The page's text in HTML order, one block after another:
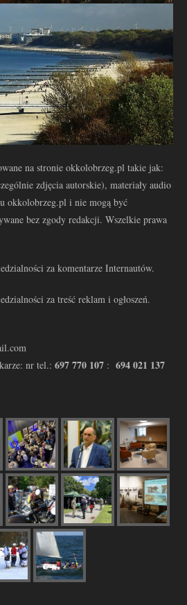
na stronie okkolobrzeg.pl takie jak:
zdjęcia autorskie), materiały audio
okkolobrzeg.pl i nie mogą być
bez zgody redakcji. Wszelkie prawa
za komentarze Internautów.
za treść reklam i ogłoszeń.
nr tel.: 697 770 107 : 694 021 137